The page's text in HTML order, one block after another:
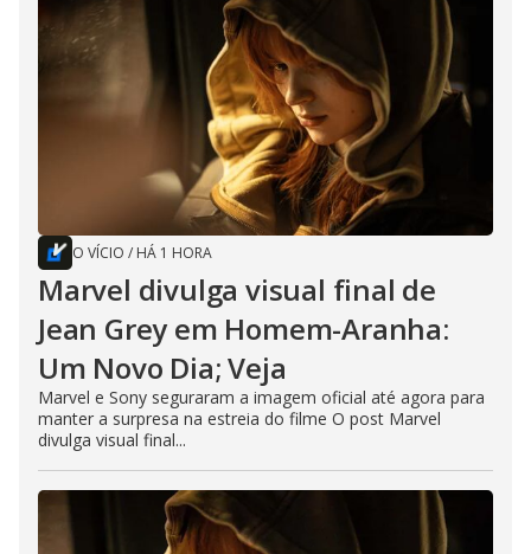
O VÍCIO / HÁ 1 HORA
Marvel divulga visual final de
Jean Grey em Homem-Aranha:
Um Novo Dia; Veja
Marvel e Sony seguraram a imagem oficial até agora para
manter a surpresa na estreia do filme O post Marvel
divulga visual final...